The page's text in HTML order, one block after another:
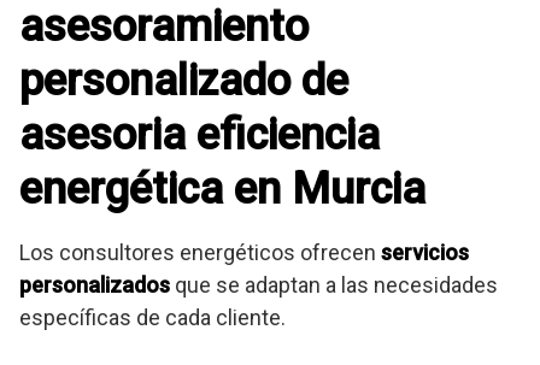
asesoramiento
personalizado de
asesoria eficiencia
energética en Murcia
Los consultores energéticos ofrecen servicios
personalizados que se adaptan a las necesidades
específicas de cada cliente.